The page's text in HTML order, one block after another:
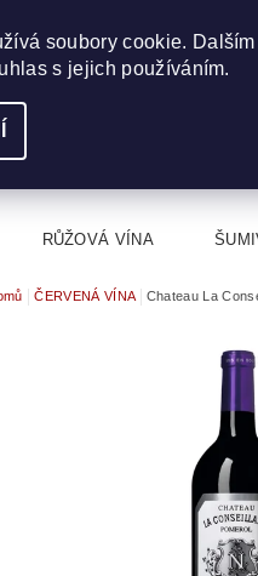
RŮŽOVÁ VÍNA
VÍN ČERVENÁ VÍNA Chateau La
soubory cookie.
s jejich používáním.